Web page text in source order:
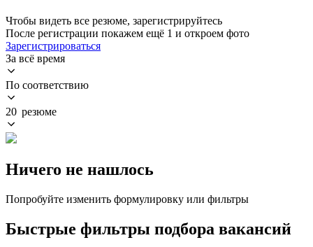
Чтобы видеть все резюме, зарегистрируйтесь
После регистрации покажем ещё 1 и откроем фото
Зарегистрироваться
За всё время
По соответствию
20 резюме
Ничего не нашлось
Попробуйте изменить формулировку или фильтры
Быстрые фильтры подбора вакансий